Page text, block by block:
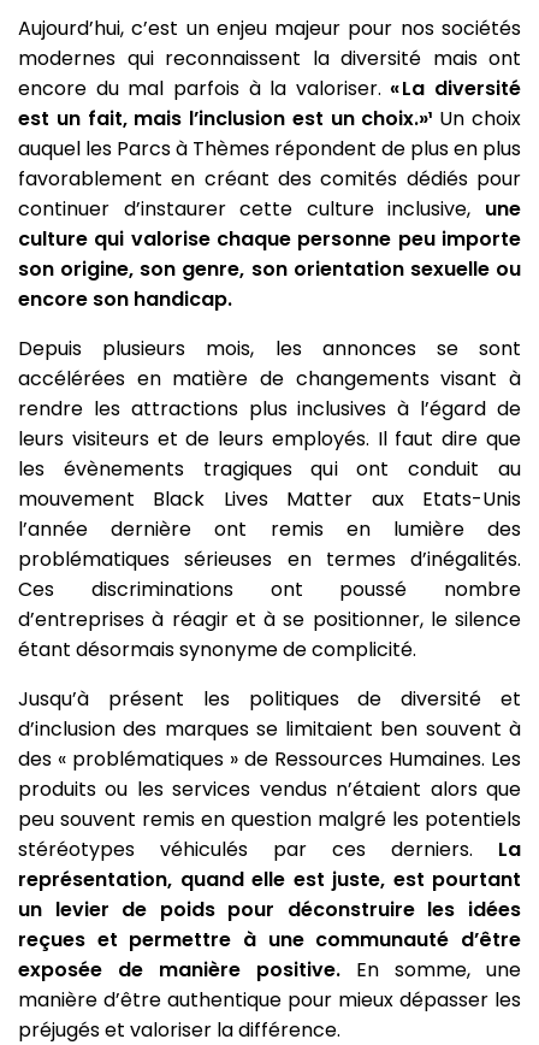
Aujourd’hui, c’est un enjeu majeur pour nos sociétés
modernes qui reconnaissent la diversité mais ont
encore du mal parfois à la valoriser. « La diversité
est un fait, mais l’inclusion est un choix.»¹ Un choix
auquel les Parcs à Thèmes répondent de plus en plus
favorablement en créant des comités dédiés pour
continuer d’instaurer cette culture inclusive, une
culture qui valorise chaque personne peu importe
son origine, son genre, son orientation sexuelle ou
encore son handicap.
Depuis plusieurs mois, les annonces se sont
accélérées en matière de changements visant à
rendre les attractions plus inclusives à l’égard de
leurs visiteurs et de leurs employés. Il faut dire que
les évènements tragiques qui ont conduit au
mouvement Black Lives Matter aux Etats-Unis
l’année dernière ont remis en lumière des
problématiques sérieuses en termes d’inégalités.
Ces discriminations ont poussé nombre
d’entreprises à réagir et à se positionner, le silence
étant désormais synonyme de complicité.
Jusqu’à présent les politiques de diversité et
d’inclusion des marques se limitaient ben souvent à
des « problématiques » de Ressources Humaines. Les
produits ou les services vendus n’étaient alors que
peu souvent remis en question malgré les potentiels
stéréotypes véhiculés par ces derniers. La
représentation, quand elle est juste, est pourtant
un levier de poids pour déconstruire les idées
reçues et permettre à une communauté d’être
exposée de manière positive. En somme, une
manière d’être authentique pour mieux dépasser les
préjugés et valoriser la différence.